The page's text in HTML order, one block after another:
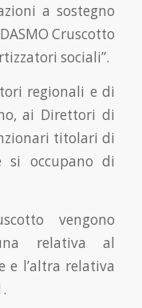
a sostegno
Cruscotto
sociali”.
regionali e di
ai Direttori di
titolari di
si occupano di
vengono
relativa al
e l’altra relativa